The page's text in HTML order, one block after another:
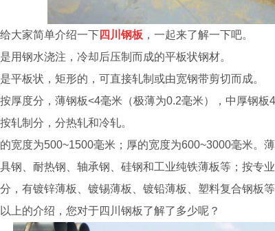
大家简单介绍一下四川钢板 ，一起来了解一下吧。
用钢水浇注，冷却后压制而成的平板状钢材。
平板状，矩形的，可直接轧制或由宽钢带剪切而成。
厚度分，薄钢板<4毫米（极薄为0.2毫米），中厚钢板
轧制分，分热轧和冷轧。
宽度为500~1500毫米；厚的宽度为600~3000毫米。
钢、耐热钢、轴承钢、硅钢和工业纯铁薄板等；按专
，有镀锌薄板、镀锡薄板、镀铅薄板、塑料复合钢板等
上的介绍，您对于四川钢板了解了多少呢？